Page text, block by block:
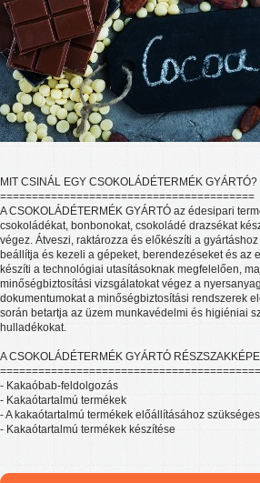
MIT CSINÁL EGY CSOKOLÁDÉTERMÉK GYÁRTÓ?
========================================
A CSOKOLÁDÉTERMÉK GYÁRTÓ az édesipari
csokoládékat, bonbonokat, csokoládé drazsékat
végez. Átveszi, raktározza és előkészíti a
beállítja és kezeli a gépeket, berendezéseket és az
készíti a technológiai utasításoknak megfelelően,
minőségbiztosítási vizsgálatokat végez a
dokumentumokat a minőségbiztosítási rendszerek
során betartja az üzem munkavédelmi és higiéniai
hulladékokat.
A CSOKOLÁDÉTERMÉK GYÁRTÓ
- Kakaóbab-feldolgozás
- Kakaótartalmú termékek
- A kakaótartalmú termékek előállításához
- Kakaótartalmú termékek készítése